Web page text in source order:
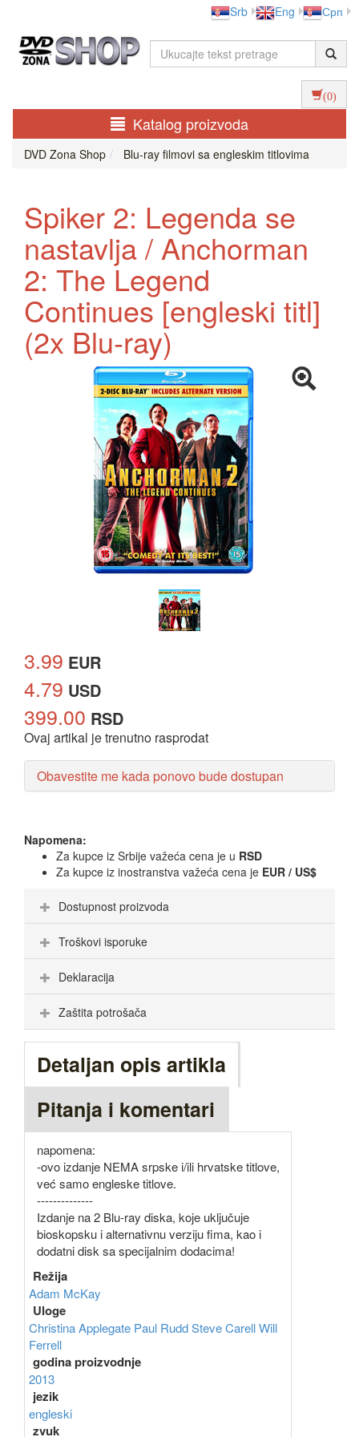
Srb Eng Срп
(0)
Katalog proizvoda
DVD Zona Shop Blu-ray filmovi sa engleskim titlovima
Spiker 2: Legenda se
nastavlja / Anchorman
2: The Legend
Continues [engleski titl]
(2x Blu-ray)
3.99 EUR
4.79 USD
399.00 RSD
Ovaj artikal je trenutno rasprodat
Obavestite me kada ponovo bude dostupan
Napomena:
Za kupce iz Srbije važeća cena je u RSD
Za kupce iz inostranstva važeća cena je EUR / US$
Dostupnost proizvoda
Troškovi isporuke
Deklaracija
Zaštita potrošača
Detaljan opis artikla
Pitanja i komentari
napomena:
-ovo izdanje NEMA srpske i/ili hrvatske titlove,
već samo engleske titlove.
--------------
Izdanje na 2 Blu-ray diska, koje uključuje
bioskopsku i alternativnu verziju fima, kao i
dodatni disk sa specijalnim dodacima!
Režija
Adam McKay
Uloge
Christina Applegate Paul RuddSteve CarellWill
Ferrell
godina proizvodnje
2013
jezik
engleski
zvuk